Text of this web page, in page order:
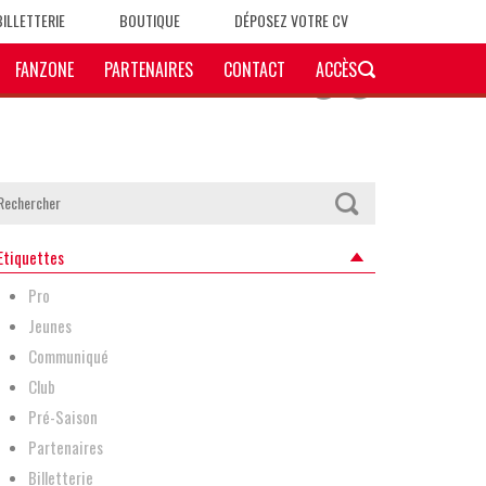
BOUTIQUE DÉPOSEZ VOTRE CV
FANZONE PARTENAIRES CONTACT ACCÈS
Pro
Jeunes
Communiqué
Club
Pré-Saison
Partenaires
Billetterie